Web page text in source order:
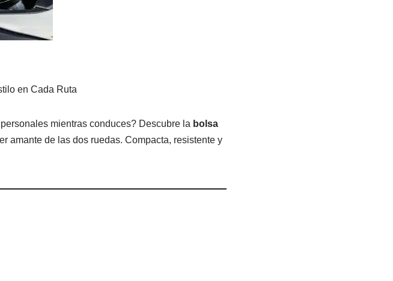
en Cada Ruta
mientras conduces? Descubre la bolsa
amante de las dos ruedas. Compacta, resistente y